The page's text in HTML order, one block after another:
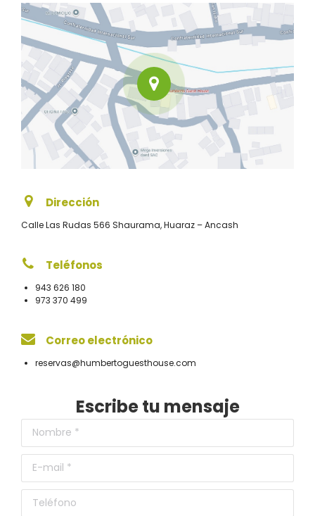
Dirección
Calle Las Rudas 566 Shaurama, Huaraz – Ancash
Teléfonos
943 626 180
973 370 499
Correo electrónico
reservas@humbertoguesthouse.com
Escribe tu mensaje
Nombre *
E-mail *
Teléfono